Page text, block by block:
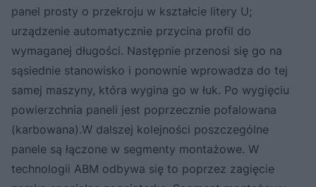
panel prosty o przekroju w kształcie litery U;
urządzenie automatycznie przycina profil do
wymaganej długości. Następnie przenosi się go na
sąsiednie stanowisko i ponownie wprowadza do tej
samej maszyny, która wygina go w łuk. Po wygięciu
powierzchnia paneli jest poprzecznie pofalowana
(karbowana).W dalszej kolejności poszczególne
panele są łączone w segmenty montażowe. W
technologii ABM odbywa się to poprzez zagięcie